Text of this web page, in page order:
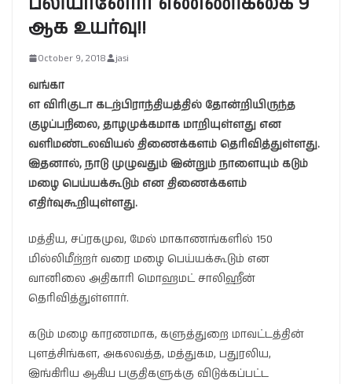
ஆக உயர்வு!!
October 9, 2018 jasi
வங்கா
ள விரிகுடா கடற்பிராந்தியத்தில் தோன்றியிருந்த
குழப்பநிலை, தாழமுக்கமாக மாறியுள்ளது என
வளிமண்டலவியல் திணைக்களம் தெரிவித்துள்ளது.
இதனால், நாடு முழுவதும் இன்றும் நாளையும் கடும்
மழை பெய்யக்கூடும் என திணைக்களம்
எதிர்வுகூறியுள்ளது.
மத்திய, சப்ரகமுவ, மேல் மாகாணங்களில் 150
மில்லிமீற்றர் வரை மழை பெய்யக்கூடும் என
வானிலை அதிகாரி மொஹமட் சாலிஹீன்
தெரிவித்துள்ளார்.
கடும் மழை காரணமாக, களுத்துறை மாவட்டத்தின்
புளத்சிங்கள, அகலவத்த, மத்துகம, பதுரலிய,
இங்கிரிய ஆகிய பகுதிகளுக்கு விடுக்கப்பட்ட